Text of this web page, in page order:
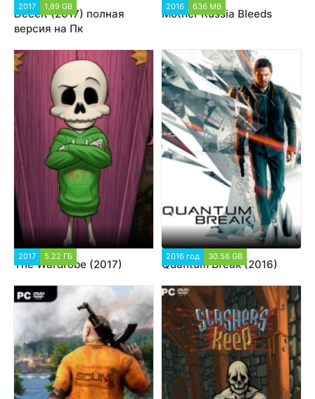
2017 1,89 GB
Deceit (2017) полная
версия на Пк
2016 636 MB
Mother Russia Bleeds
2017 5.22 ГБ
The Wardrobe (2017)
2016 год 30.56 GB
Quantum Break (2016)